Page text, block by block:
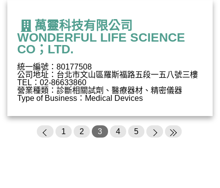
萬靈科技有限公司
WONDERFUL LIFE SCIENCE
CO；LTD.
統一編號：80177508
公司地址：台北市文山區羅斯福路五段一五八號三樓
TEL：02-86633860
營業種類：診斷相關試劑、醫療器材、精密儀器
Type of Business：Medical Devices
1 2 3 4 5